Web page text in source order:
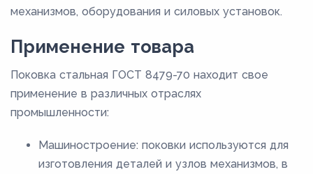
механизмов, оборудования и силовых установок.
Применение товара
Поковка стальная ГОСТ 8479-70 находит свое
применение в различных отраслях
промышленности:
Машиностроение: поковки используются для
изготовления деталей и узлов механизмов, в